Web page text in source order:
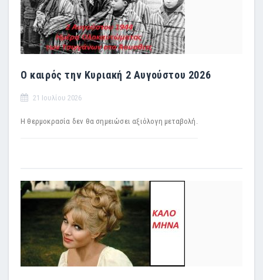
Ο καιρός την Κυριακή 2 Αυγούστου 2026
21 Ιουλίου 2026
Η θερμοκρασία δεν θα σημειώσει αξιόλογη μεταβολή.